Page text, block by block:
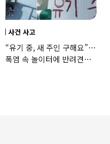
사건 사고
“유기 중, 새 주인 구해요”…
폭염 속 놀이터에 반려견